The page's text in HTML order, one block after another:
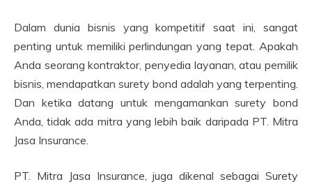
Dalam dunia bisnis yang kompetitif saat ini, sangat
penting untuk memiliki perlindungan yang tepat. Apakah
Anda seorang kontraktor, penyedia layanan, atau pemilik
bisnis, mendapatkan surety bond adalah yang terpenting.
Dan ketika datang untuk mengamankan surety bond
Anda, tidak ada mitra yang lebih baik daripada PT. Mitra
Jasa Insurance.
PT. Mitra Jasa Insurance, juga dikenal sebagai Surety